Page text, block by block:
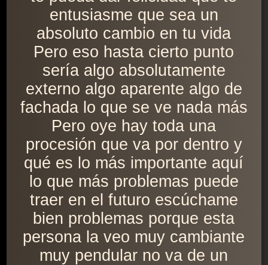
entusiasme que sea un
absoluto cambio en tu vida
Pero eso hasta cierto punto
sería algo absolutamente
externo algo aparente algo de
fachada lo que se ve nada más
Pero oye hay toda una
procesión que va por dentro y
qué es lo más importante aquí
lo que más problemas puede
traer en el futuro escúchame
bien problemas porque esta
persona la veo muy cambiante
muy pendular no va de un